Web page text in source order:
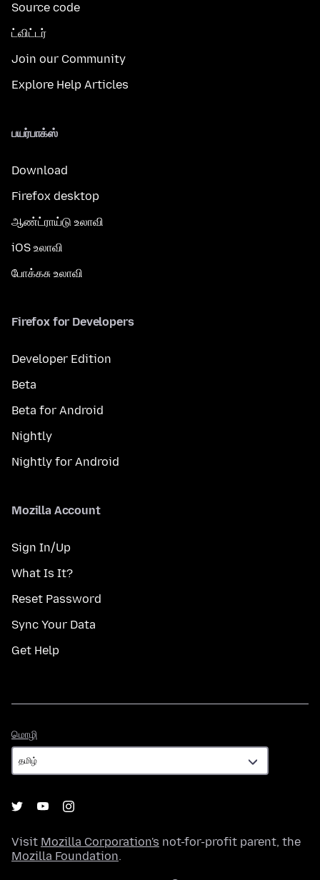
Source code
ட்விட்டர்
Join our Community
Explore Help Articles
பயர்பாக்ஸ்
Download
Firefox desktop
ஆண்ட்ராய்டு உலாவி
iOS உலாவி
போக்கசு உலாவி
Firefox for Developers
Developer Edition
Beta
Beta for Android
Nightly
Nightly for Android
Mozilla Account
Sign In/Up
What Is It?
Reset Password
Sync Your Data
Get Help
மொழி
Visit Mozilla Corporation's not-for-profit parent, the
Mozilla Foundation.